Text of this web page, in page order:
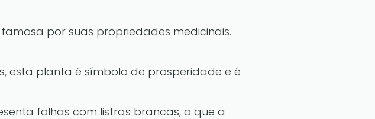
por suas propriedades medicinais.
esta planta é símbolo de prosperidade e é
folhas com listras brancas, o que a